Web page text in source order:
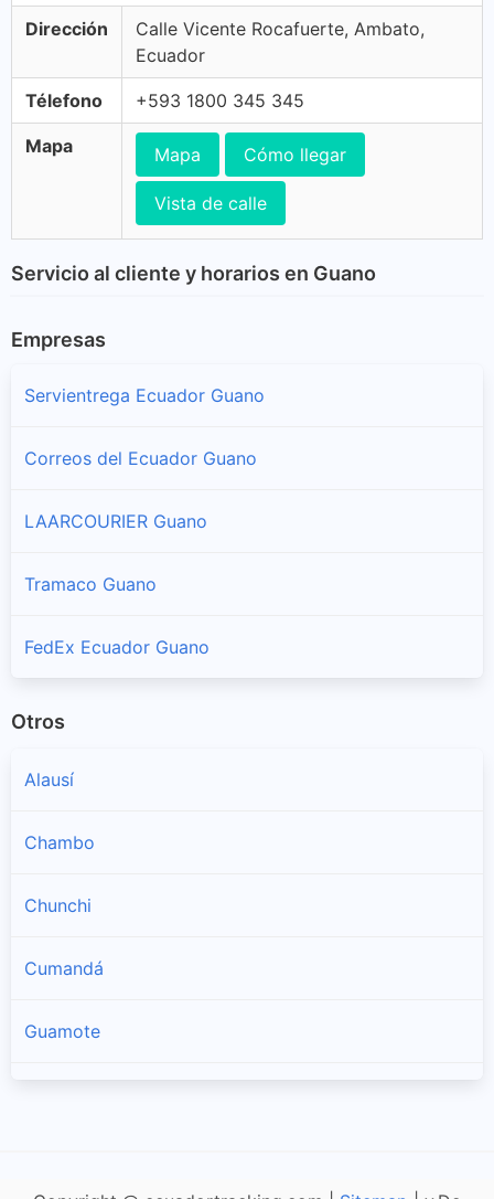
Dirección
Calle Vicente Rocafuerte, Ambato,
Ecuador
Télefono +593 1800 345 345
Mapa Mapa Cómo llegar
Vista de calle
Servicio al cliente y horarios en Guano
Empresas
Servientrega Ecuador Guano
Correos del Ecuador Guano
LAARCOURIER Guano
Tramaco Guano
FedEx Ecuador Guano
Otros
Alausí
Chambo
Chunchi
Cumandá
Guamote